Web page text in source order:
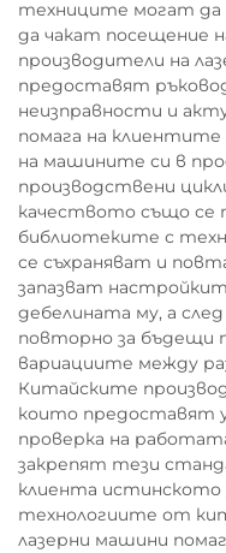
техниците могат да
да чакат посещение
производители на
предоставят
неизправности и
помага на
на машините си в
производствени
качеството също се
библиотеките с
се съхраняват и
запазват
дебелината му, а
повторно за бъдещи
вариациите между
Китайските
които предоставят
проверка на
закрепят тези
клиента истинското
технологиите от
лазерни машини